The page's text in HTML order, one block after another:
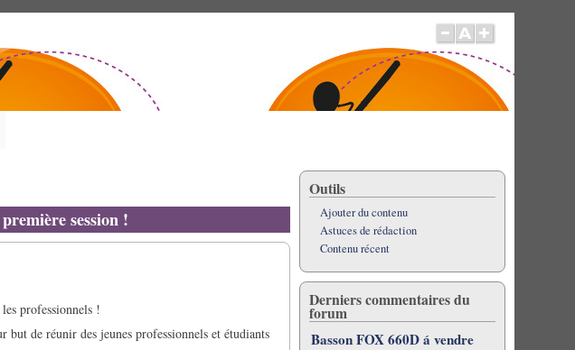
session !
professionnels !
de réunir des jeunes professionnels et étudiants
Outils
Ajouter du contenu
Astuces de rédaction
Contenu récent
Derniers commentaires du
forum
Basson FOX 660D á vendre